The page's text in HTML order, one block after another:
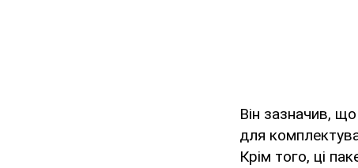
Він зазначив,
для
Крім того, ці